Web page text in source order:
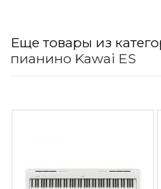
Еще товары из
пианино Kawai ES